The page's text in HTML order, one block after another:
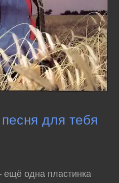
для тебя
ещё одна пластинка